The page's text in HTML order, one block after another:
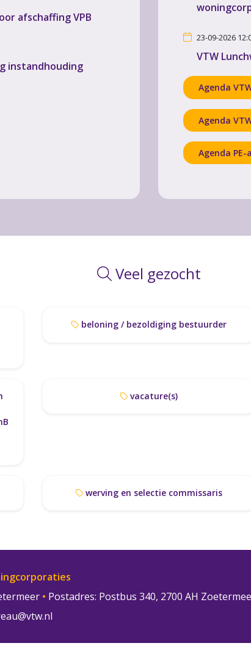
afschaffing VPB
instandhouding
23-09-2026
VTW
Agenda
Agenda
Agenda PE-
Veel gezocht
beloning / bezoldiging bestuurder
vacature(s)
werving en selectie commissaris
• Postadres: Postbus 340, 2700 AH